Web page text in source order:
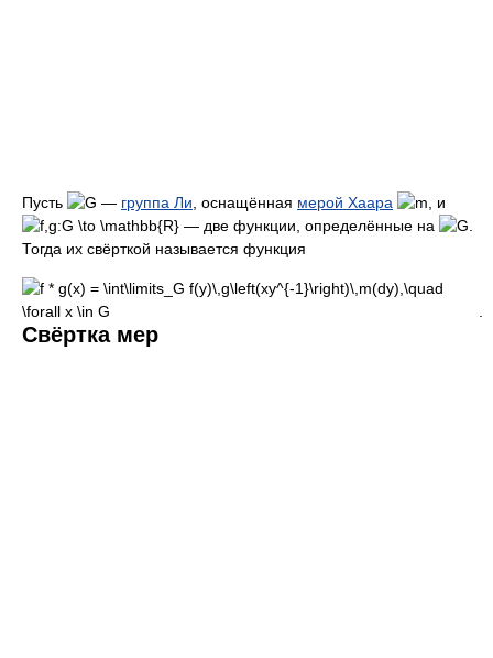
Пусть — группа Ли , оснащённая мерой Хаара
, и
— две функции, определённые на
Тогда их свёрткой называется функция
Свёртка мер